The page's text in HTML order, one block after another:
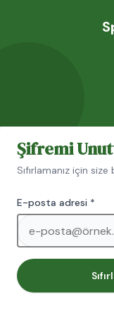
Şifremi
Sıfırlamanız için
E-posta adresi *